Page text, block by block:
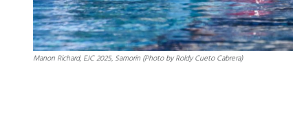
OTOPENI
Manon Richard, EJC 2025, Samorin (Photo by Roldy Cueto Cabrera)